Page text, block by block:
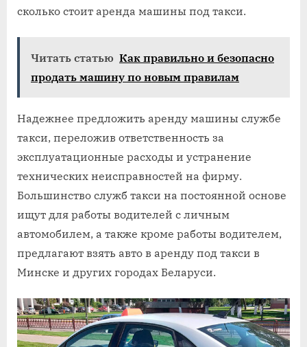
сколько стоит аренда машины под такси.
Читать статью Как правильно и безопасно
продать машину по новым правилам
Надежнее предложить аренду машины службе
такси, переложив ответственность за
эксплуатационные расходы и устранение
технических неисправностей на фирму.
Большинство служб такси на постоянной основе
ищут для работы водителей с личным
автомобилем, а также кроме работы водителем,
предлагают взять авто в аренду под такси в
Минске и других городах Беларуси.